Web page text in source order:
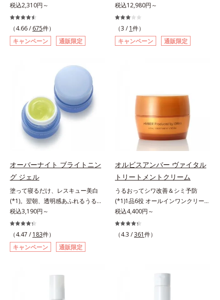
ーズ共通の美容成分「GLルートブ
ースター(*9)」を配合することで、
肌のふっくら感や透明感を叶えま
す。美白ケアしながら多角的なエイ
ジングケアが叶うシリーズに。3ス
感を。効果的なシナジー設計で、あ
なたのエイジングケアを応援しま
す。*1 メラニンの生成を抑え、シ
ミ・ソバカスを防ぐ（ウォッシュを
除く）*2 オルビス内スキンケアシ
リーズの保湿力*3 年齢に応じたお
手入れのこと*4 うるおいによる
*5 乾燥、ハリ・ツヤのなさ*6
セラカエルレア果汁、ノバラエキス
配合＝うるおいを与えハリと透明感
に満ちた肌へ導く保湿成分*9 メマ
ツヨイグサ抽出液、スイカズラエキ
ス配合＝角層のすみずみまで水分・
油分を保ち、ハリ・ツヤを与える保
湿成分*10 気持ちのこと
美容成分「GLルートブースター
(*10)」を配合することで、肌のふ
っくら感や透明感を叶えます。美白
ケアしながら多角的なエイジングケ
アが叶うシリーズに。3ステップで
スを防ぐ（ウォッシュを除く）*2
オルビス内スキンケアシリーズの保
湿力*3 年齢に応じたお手入れのこ
と*4 角層まで*5 うるおいによ
る*6 乾燥、ハリ・ツヤのなさ
*7 乾燥による*8 保湿成分*9
ロニセラカエルレア果汁、ノバラエ
キス配合＝うるおいを与えハリと透
明感に満ちた肌へ導く保湿成分
*10 メマツヨイグサ抽出液、スイ
カズラエキス配合＝角層のすみずみ
まで水分・油分を保ち、ハリ・ツヤ
を与える保湿成分*11 気持ちのこ
と
絡めとりくすみ(*5)を晴らす高密着
マイルドピーリング(*6)洗顔料。ハ
リも透明感(*7)も結果主義。年齢サ
イン(*8)の因子に着目した肌科学エ
イジングケア(*3)シリーズ。オルビ
よる肌悩み一つ一つを対処するので
はなく、肌で起きていることの根本
原因に着目。加齢とともに現れる年
齢サインについて研究を進めたとこ
ろ、弾力感のない状態である「ハリ
のなさ」や、くすみ(*5)などが現れ
ている状態である「透明感のなさ」
が、大人の肌印象に大きな影響を与
えていることがわかりました。そこ
でオルビスユー ドットシリーズは
美容成分(*9)として「G.D.F.アクテ
ィベーター(*10)」を配合。そし
て、従来から配合している美白(*1)
有効成分「トラネキサム酸」を配合
しました。さらに、シリーズ共通の
美容成分「GLルートブースター
(*11)」を配合することで、肌のふ
っくら感や透明感を叶えます。美白
ケアしながら多角的なエイジングケ
上向き(*12)のハリと透明感を。効
税込2,310円～
（4.66 / 675件）
キャンペーン
通販限定
ングケア(*3)。ハリも透明感(*4)も
結果主義。年齢サイン(*5)の因子に
着目した肌科学エイジングケア(*3)
シリーズ。オルビスユー ドットシ
リーズは、年齢による肌悩み一つ一
ない状態である「ハリのなさ」や、
くすみ(*6)などが現れている状態で
ある「透明感のなさ」が現れること
で大人の肌印象に大きな影響を与え
ていることが分かりました。そこで
オルビスユー ドットシリーズは美
容成分(*7)として「G.D.F.アクティ
ベーター(*8)」を配合。そして、従
来から配合している美白有効成分
「トラネキサム酸」を配合しまし
た。さらに、シリーズ共通の美容成
分(*7)「GLルートブースター(*9)」
を配合することで、肌のふっくら感
や透明感を叶えます。美白ケアしな
シナジー設計で、あなたのエイジン
グケアを応援します。*1 メラニン
税込12,980円～
（3 / 1件）
キャンペーン
通販限定
オーバーナイト ブライトニン
グ ジェル
塗って寝るだけ、レスキュー美白
(*1)。翌朝、透明感あふれるうるぷ
る肌を叶える、お守り涼感ジェルパ
ック。紫外線を浴びた日の夜は、ひ
んやり気持ちいいジェルでお肌をレ
スキュー！ メラニンの産生指令が
活発になる夜の肌環境に着目して、
(*2)ツヤ肌”へと整える夜用ジェルパ
税込3,190円～
（4.47 / 183件）
キャンペーン
通販限定
オルビスアンバー ヴァイタル
トリートメントクリーム
うるおってシワ改善＆シミ予防
(*1)1品6役 オールインワンクリー
ム。オルビスアンバーは、いつも⾃
然体で美しくありたいと願う⼤⼈世
代に寄り添うブランドです。年齢印
れで賢いケアを。ライフスタイルに
なじむ、若々しい印象(*2)作りのサ
税込4,400円～
（4.3 /361件）